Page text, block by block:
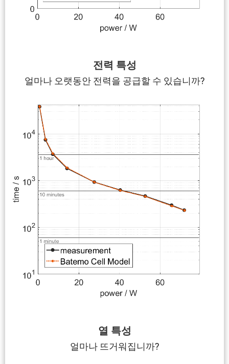
전력 특성
얼마나 오랫동안 전력을 공급할 수 있습니까?
열 특성
얼마나 뜨거워집니까?